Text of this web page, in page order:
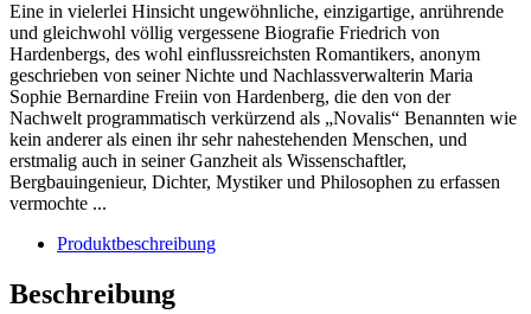
Eine in vielerlei Hinsicht ungewöhnliche, einzigartige, anrührende
und gleichwohl völlig vergessene Biografie Friedrich von
Hardenbergs, des wohl einflussreichsten Romantikers, anonym
geschrieben von seiner Nichte und Nachlassverwalterin Maria
Sophie Bernardine Freiin von Hardenberg, die den von der
Nachwelt programmatisch verkürzend als „Novalis“ Benannten wie
kein anderer als einen ihr sehr nahestehenden Menschen, und
erstmalig auch in seiner Ganzheit als Wissenschaftler,
Bergbauingenieur, Dichter, Mystiker und Philosophen zu erfassen
vermochte ...
Produktbeschreibung
Beschreibung